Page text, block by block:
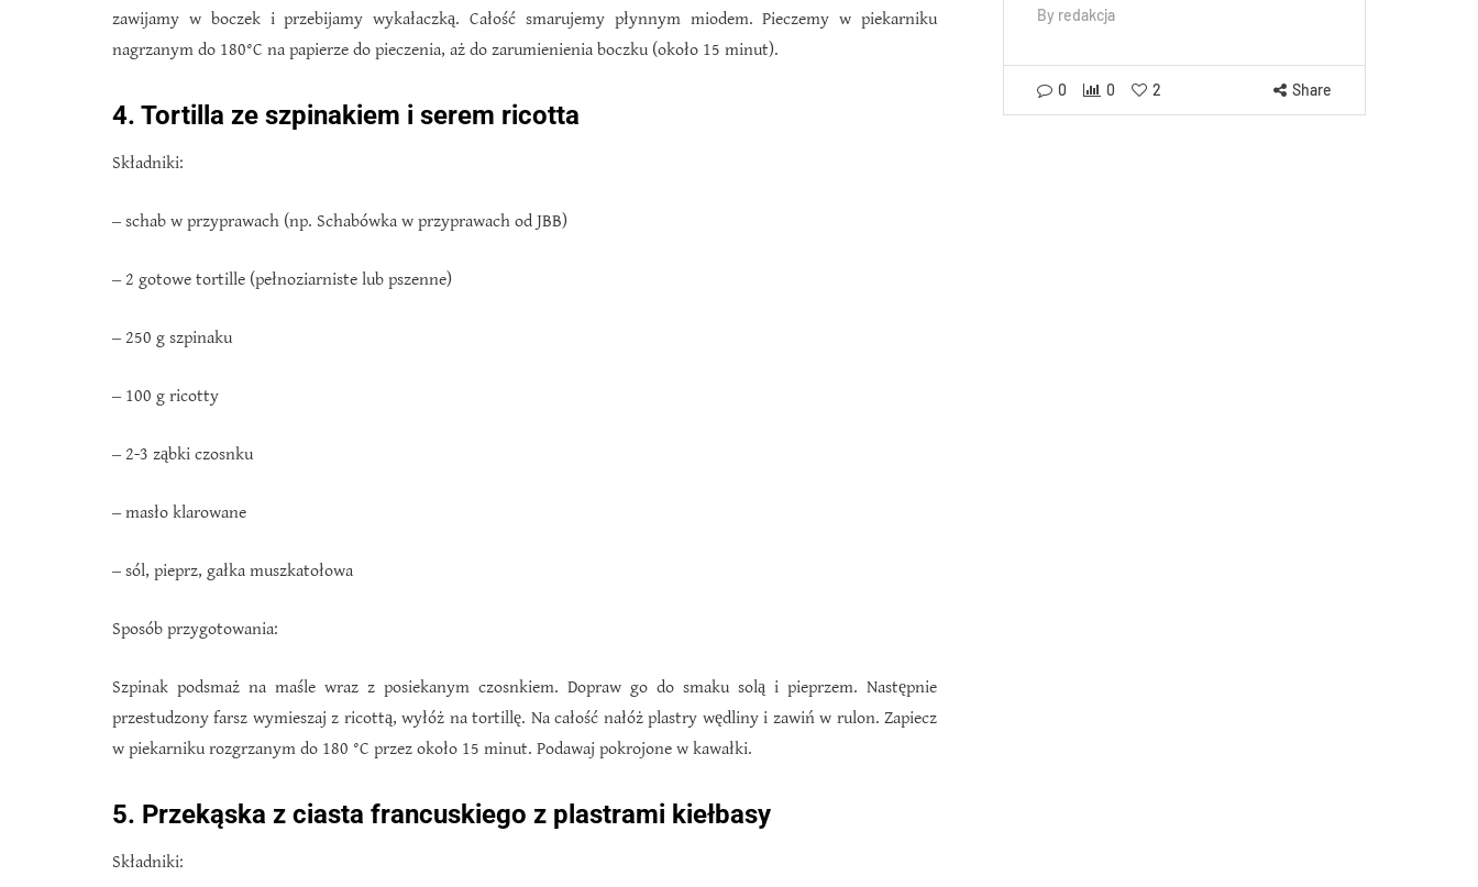
zawijamy w boczek i przebijamy wykałaczką. Całość smarujemy płynnym miodem. Pieczemy w piekarniku
nagrzanym do 180°C na papierze do pieczenia, aż do zarumienienia boczku (około 15 minut).
4. Tortilla ze szpinakiem i serem ricotta
Składniki:
‒ schab w przyprawach (np. Schabówka w przyprawach od JBB)
‒ 2 gotowe tortille (pełnoziarniste lub pszenne)
‒ 250 g szpinaku
‒ 100 g ricotty
‒ 2-3 ząbki czosnku
‒ masło klarowane
‒ sól, pieprz, gałka muszkatołowa
Sposób przygotowania:
Szpinak podsmaż na maśle wraz z posiekanym czosnkiem. Dopraw go do smaku solą i pieprzem. Następnie
przestudzony farsz wymieszaj z ricottą, wyłóż na tortillę. Na całość nałóż plastry wędliny i zawiń w rulon. Zapiecz
w piekarniku rozgrzanym do 180 °C przez około 15 minut. Podawaj pokrojone w kawałki.
5. Przekąska z ciasta francuskiego z plastrami kiełbasy
Składniki:
By redakcja
0 0 2 Share